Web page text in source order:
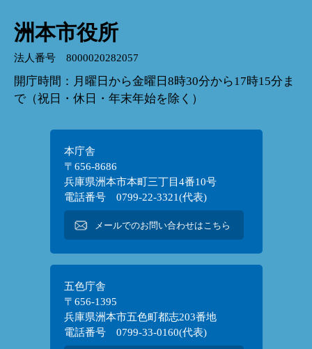
洲本市役所
法人番号 8000020282057
開庁時間：月曜日から金曜日8時30分から17時15分ま
で（祝日・休日・年末年始を除く）
本庁舎
〒656-8686
兵庫県洲本市本町三丁目4番10号
電話番号 0799-22-3321(代表)
メールでのお問い合わせはこちら
五色庁舎
〒656-1395
兵庫県洲本市五色町都志203番地
電話番号 0799-33-0160(代表)